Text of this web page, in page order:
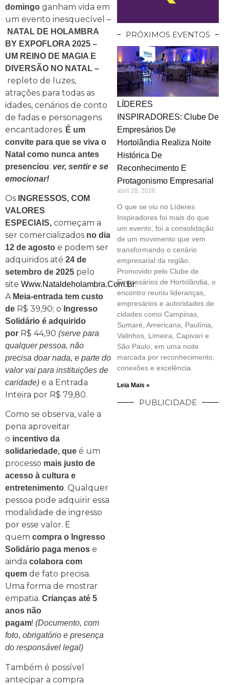
domingo ganham vida em
um evento inesquecível –
NATAL DE HOLAMBRA
BY EXPOFLORA 2025 –
UM REINO DE MAGIA E
DIVERSÃO NO NATAL –
repleto de luzes,
atrações para todas as
idades, cenários de conto
de fadas e personagens
encantadores. É um
convite para que se viva o
Natal como nunca antes
presenciou: ver, sentir e se
emocionar!
Os
INGRESSOS, COM
VALORES
ESPECIAIS, começam a
ser comercializados no dia
12 de agosto e podem ser
adquiridos até 24 de
setembro de 2025 pelo
site Www.nataldeholambra.com.br.
A Meia-entrada tem custo
de R$ 39,90; o Ingresso
Solidário é adquirido
por R$ 44,90 (serve para
qualquer pessoa, não
precisa doar nada, e parte do
valor vai para instituições de
caridade) e a Entrada
Inteira por R$ 79,80.
Como se observa, vale a
pena aproveitar
o incentivo da
solidariedade, que é um
processo mais justo de
acesso à cultura e
entretenimento. Qualquer
pessoa pode adquirir essa
modalidade de ingresso
por esse valor. E
quem compra o Ingresso
Solidário paga menos e
ainda colabora com
quem de fato precisa.
Uma forma de mostrar
empatia. Crianças até 5
anos não
pagam! (Documento, com
foto, obrigatório e presença
do responsável legal)
Também é possível
antecipar a compra
PRÓXIMOS EVENTOS
LÍDERES
INSPIRADORES: Clube De
Empresários De
Hortolândia Realiza Noite
Histórica De
Reconhecimento E
Protagonismo Empresarial
abril 28, 2026
O que se viu no Líderes
Inspiradores foi mais do que
um evento, foi a consolidação
de um movimento que vem
transformando o cenário
empresarial da região.
Promovido pelo Clube de
Empresários de Hortolândia, o
encontro reuniu lideranças,
empresários e autoridades de
cidades como Campinas,
Sumaré, Americana, Paulínia,
Valinhos, Limeira, Capivari e
São Paulo, em uma noite
marcada por reconhecimento,
conexões e excelência.
Leia Mais »
PUBLICIDADE